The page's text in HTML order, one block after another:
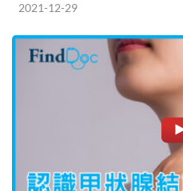
2021-12-29